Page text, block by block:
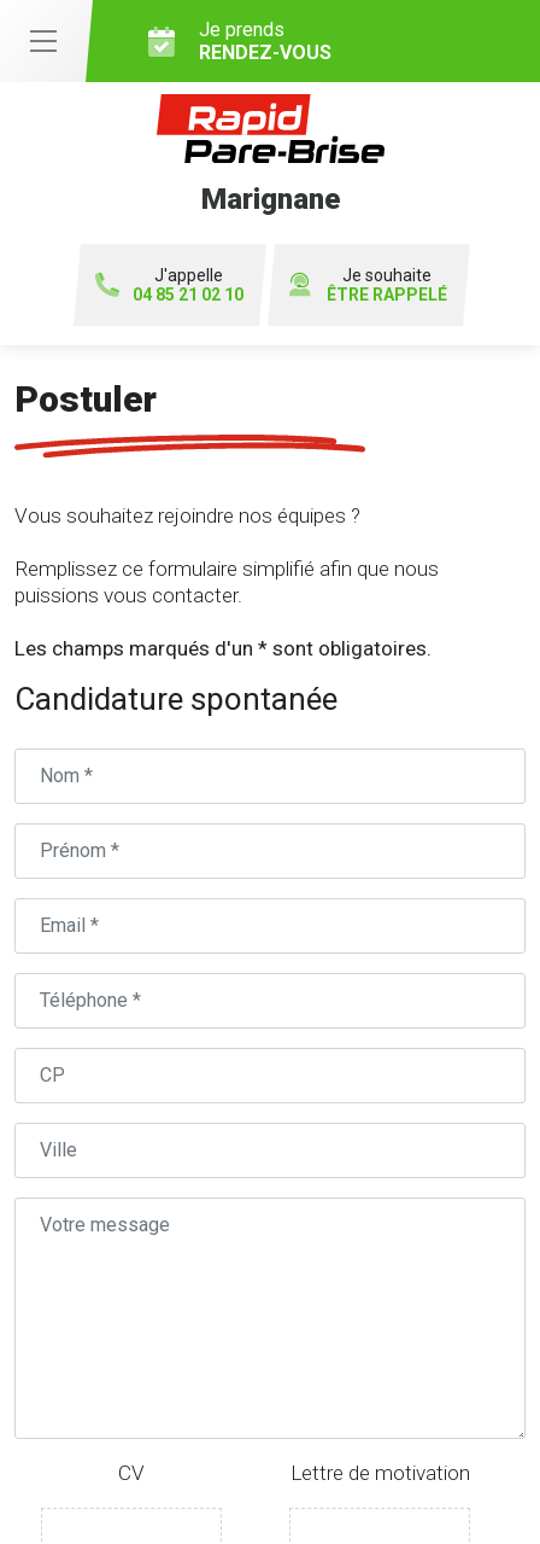
Je prends
RENDEZ-VOUS
Marignane
J'appelle
04 85 21 02 10
Je souhaite
ÊTRE RAPPELÉ
Postuler
Vous souhaitez rejoindre nos équipes ?
Remplissez ce formulaire simplifié afin que nous
puissions vous contacter.
Les champs marqués d'un * sont obligatoires.
Candidature spontanée
CV Lettre de motivation